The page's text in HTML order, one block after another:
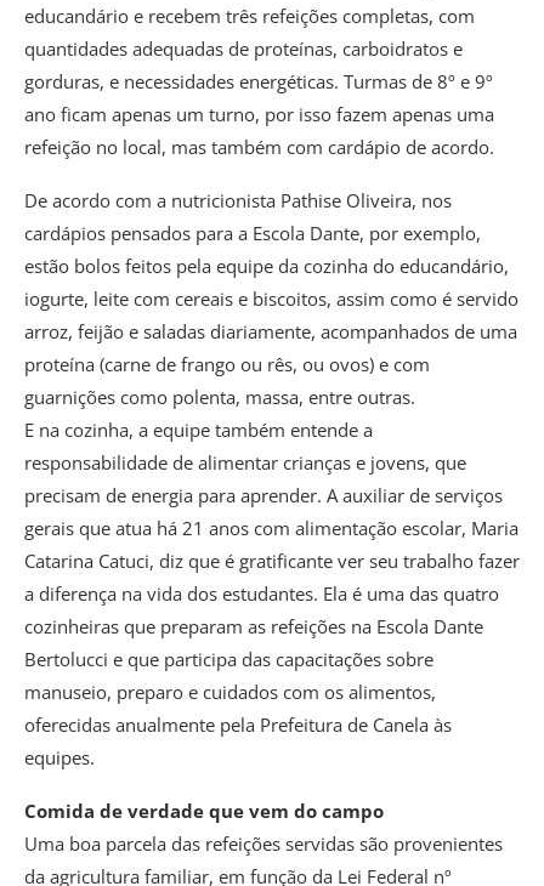
educandário e recebem três refeições completas, com
quantidades adequadas de proteínas, carboidratos e
gorduras, e necessidades energéticas. Turmas de 8º e 9º
ano ficam apenas um turno, por isso fazem apenas uma
refeição no local, mas também com cardápio de acordo.
De acordo com a nutricionista Pathise Oliveira, nos
cardápios pensados para a Escola Dante, por exemplo,
estão bolos feitos pela equipe da cozinha do educandário,
iogurte, leite com cereais e biscoitos, assim como é servido
arroz, feijão e saladas diariamente, acompanhados de uma
proteína (carne de frango ou rês, ou ovos) e com
guarnições como polenta, massa, entre outras.
E na cozinha, a equipe também entende a
responsabilidade de alimentar crianças e jovens, que
precisam de energia para aprender. A auxiliar de serviços
gerais que atua há 21 anos com alimentação escolar, Maria
Catarina Catuci, diz que é gratificante ver seu trabalho fazer
a diferença na vida dos estudantes. Ela é uma das quatro
cozinheiras que preparam as refeições na Escola Dante
Bertolucci e que participa das capacitações sobre
manuseio, preparo e cuidados com os alimentos,
oferecidas anualmente pela Prefeitura de Canela às
equipes.
Comida de verdade que vem do campo
Uma boa parcela das refeições servidas são provenientes
da agricultura familiar, em função da Lei Federal nº